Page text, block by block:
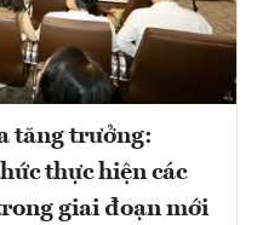
tăng trưởng:
thực hiện các
giai đoạn mới